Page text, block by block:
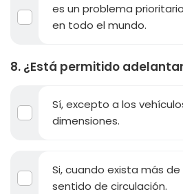
es un problema
en todo el mundo.
8. ¿Está permitido
Sí, excepto a los
dimensiones.
Si, cuando exista más
sentido de circulación.